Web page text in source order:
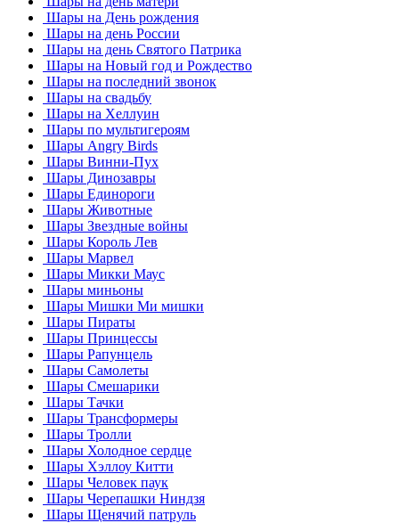
Шары на День рождения
Шары на день России
Шары на день Святого Патрика
Шары на Новый год и Рождество
Шары на последний звонок
Шары на свадьбу
Шары на Хеллуин
Шары по мультигероям
Шары Angry Birds
Шары Винни-Пух
Шары Динозавры
Шары Единороги
Шары Животные
Шары Звездные войны
Шары Король Лев
Шары Марвел
Шары Микки Маус
Шары миньоны
Шары Мишки Ми мишки
Шары Пираты
Шары Принцессы
Шары Рапунцель
Шары Самолеты
Шары Смешарики
Шары Тачки
Шары Трансформеры
Шары Тролли
Шары Холодное сердце
Шары Хэллоу Китти
Шары Человек паук
Шары Черепашки Ниндзя
Шары Щенячий патруль